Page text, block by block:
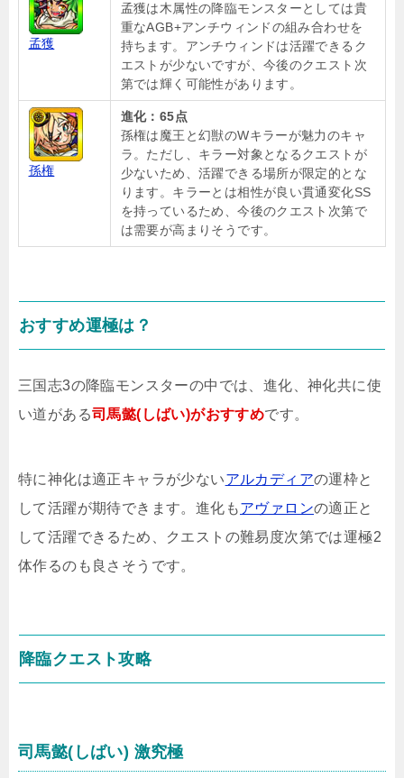
孟獲
孟獲は木属性の降臨モンスターとしては貴
重なAGB+アンチウィンドの組み合わせを
持ちます。アンチウィンドは活躍できるク
エストが少ないですが、今後のクエスト次
第では輝く可能性があります。
孫権
進化：65点
孫権は魔王と幻獣のWキラーが魅力のキャ
ラ。ただし、キラー対象となるクエストが
少ないため、活躍できる場所が限定的とな
ります。キラーとは相性が良い貫通変化SS
を持っているため、今後のクエスト次第で
は需要が高まりそうです。
おすすめ運極は？
三国志3の降臨モンスターの中では、進化、神化共に使
い道がある司馬懿(しばい)がおすすめです。
特に神化は適正キャラが少ないアルカディアの運枠と
して活躍が期待できます。進化もアヴァロンの適正と
して活躍できるため、クエストの難易度次第では運極2
体作るのも良さそうです。
降臨クエスト攻略
司馬懿(しばい) 激究極